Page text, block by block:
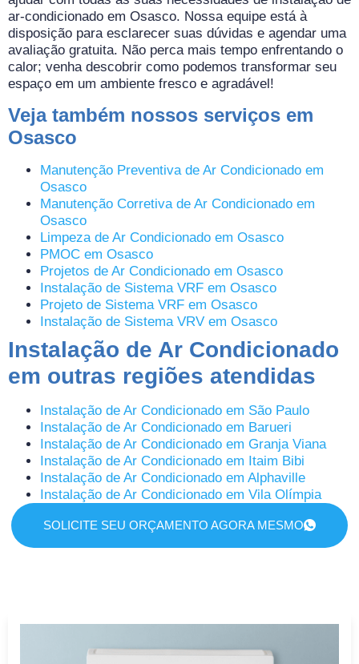
ar-condicionado em Osasco. Nossa equipe está à
disposição para esclarecer suas dúvidas e agendar uma
avaliação gratuita. Não perca mais tempo enfrentando o
calor; venha descobrir como podemos transformar seu
espaço em um ambiente fresco e agradável!
Veja também nossos serviços em
Osasco
Manutenção Preventiva de Ar Condicionado em
Osasco
Manutenção Corretiva de Ar Condicionado em
Osasco
Limpeza de Ar Condicionado em Osasco
PMOC em Osasco
Projetos de Ar Condicionado em Osasco
Instalação de Sistema VRF em Osasco
Projeto de Sistema VRF em Osasco
Instalação de Sistema VRV em Osasco
Instalação de Ar Condicionado
em outras regiões atendidas
Instalação de Ar Condicionado em São Paulo
Instalação de Ar Condicionado em Barueri
Instalação de Ar Condicionado em Granja Viana
Instalação de Ar Condicionado em Itaim Bibi
Instalação de Ar Condicionado em Alphaville
Instalação de Ar Condicionado em Vila Olímpia
SOLICITE SEU ORÇAMENTO AGORA MESMO